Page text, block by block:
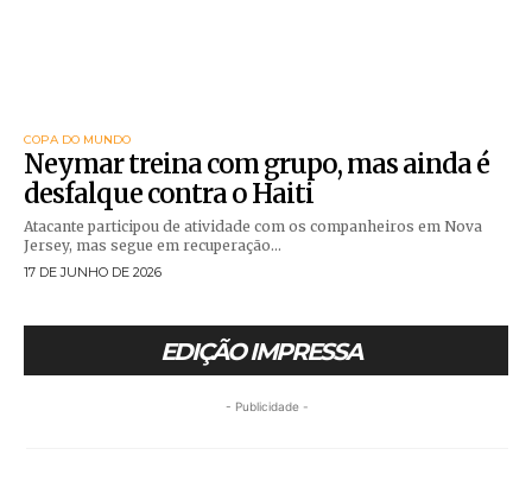
COPA DO MUNDO
Neymar treina com grupo, mas ainda é
desfalque contra o Haiti
Atacante participou de atividade com os companheiros em Nova
Jersey, mas segue em recuperação...
17 DE JUNHO DE 2026
EDIÇÃO IMPRESSA
- Publicidade -